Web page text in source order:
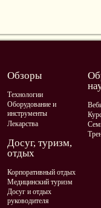
Обзоры
Технологии
Оборудование и
инструменты
Лекарства
Досуг, туризм,
отдых
Корпоративный отдых
Медицинский туризм
Досуг и отдых
руководителя